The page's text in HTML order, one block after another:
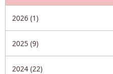
2026 (1)
2025 (9)
2024 (22)